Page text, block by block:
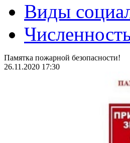
Виды
Памятка пожарной безопасности!
26.11.2020 17:30